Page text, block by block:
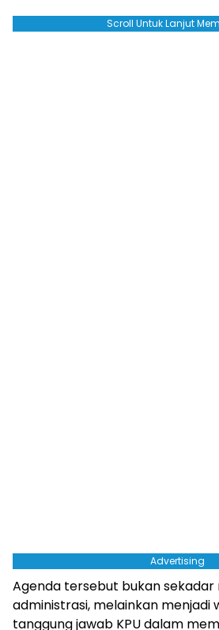
Scroll Untuk Lanjut
Advertising
Agenda tersebut bukan
administrasi, melainkan menjadi
tanggung jawab KPU dalam